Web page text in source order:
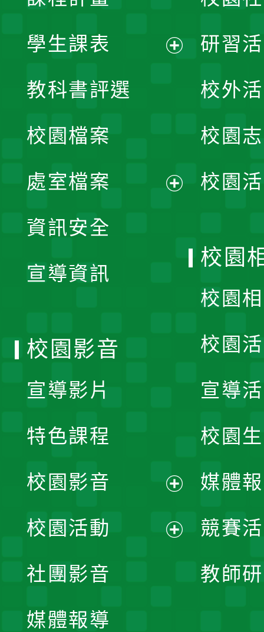
學生課表
單
教科書評選
校園檔案
處室檔案
資訊安全
宣導資訊
研習
校外
校園
校園
校園
校園
校園
宣導
校園
媒體
競賽
教師
校園影音
宣導影片
特色課程
校園影音
開
校園活動
社團影音
媒體報導